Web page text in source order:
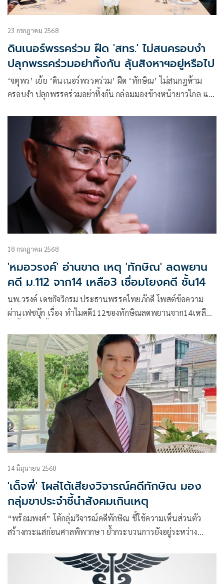
23 กรกฎาคม 2568
ดินเนอร์พรรคร่วม ฝืด 'สทร.' ไม่สนครอบงำ
ปลุกพรรคร่วมอย่าทิ้งกัน ลุ้นสิงหาฯอยู่หรือไป
‘จตุพร’ เย้ย ‘ดินเนอร์พรรคร่วม’ ฝืด ‘ทักษิณ’ ไม่สนกฎห้าม
ครอบงำ ปลุกพรรคร่วมอย่าทิ้งกัน กล่อมมองข้างหน้ายาวไกล แต่
มึนด้านอ้างสุภาพบุรุษการเมือง แต่ทำตัวไร้เกียรติกันและกัน ไม่
ยึดมั่นข้อตกลงกับพรรคร่วม เชื่อ เลือกใหม่ได้ถึง 100 คงยาก
กระตุ้น ปชช.ความกล้าลุกขึ้นเปลี่ยนแปลง กำจัดสิ่งชั่วร้าย
18 กรกฎาคม 2568
'หมอวรงค์' อ่านขาด เหตุ 'ทักษิณ' ลดพยาน
คดี ม.112 จาก14 เหลือ3 เชื่อมโยงคดี ชั้น14
นพ.วรงค์ เดชกิจวิกรม ประธานพรรคไทยภักดี โพสต์ข้อความ
ผ่านเฟซบุ๊ก เรื่อง ทำไมคดี112ของทักษิณลดพยานจาก14เหลือ3
14 มิถุนายน 2568
'เด็จพี่' โผล่โต้เสียงวิจารณ์คดีทักษิณ มอง
กลุ่มขาประจำชี้นำสังคมเกินเหตุ
“พร้อมพงศ์” โต้กลุ่มวิจารณ์คดีทักษิณ ชี้ใช้ความเห็นส่วนตัว
สร้างกระแสก่อนศาลพิพากษา ย้ำกระบวนการยังอยู่ระหว่าง